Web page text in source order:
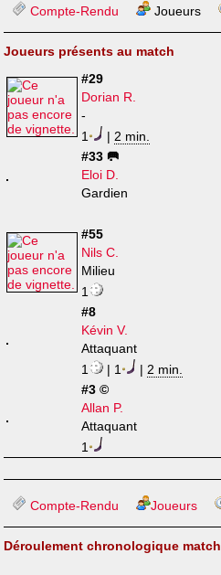
Compte-Rendu Joueurs
Joueurs présents au match
#29
Dorian R.
-
1
| 2 min.
#33 🥅
Eloi D.
Gardien
#55
Nils C.
Milieu
1
#8
Kévin V.
Attaquant
1
| 1 | 2 min.
#3 ©
Allan P.
Attaquant
1
Compte-Rendu Joueurs
Déroulement chronologique match